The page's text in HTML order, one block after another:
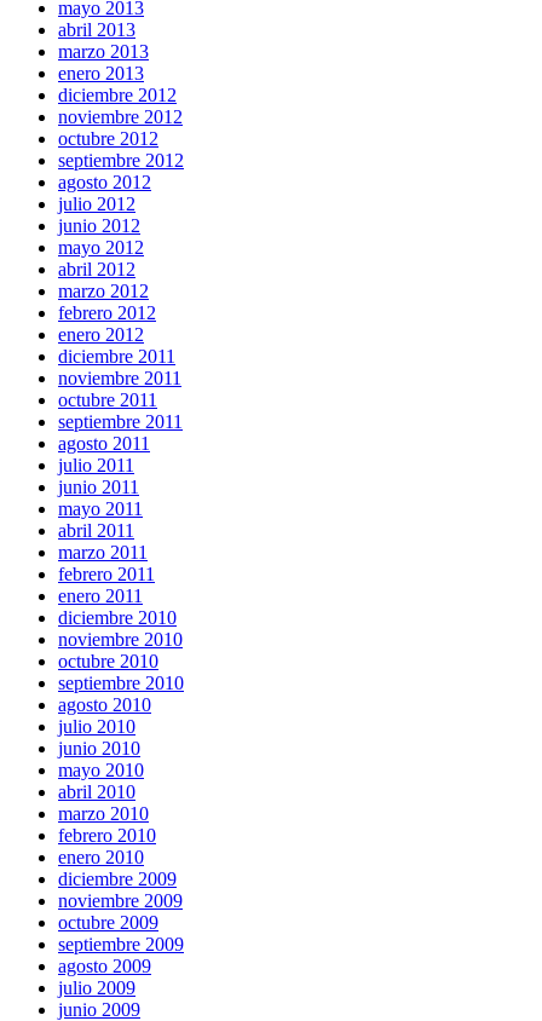
mayo 2013
abril 2013
marzo 2013
enero 2013
diciembre 2012
noviembre 2012
octubre 2012
septiembre 2012
agosto 2012
julio 2012
junio 2012
mayo 2012
abril 2012
marzo 2012
febrero 2012
enero 2012
diciembre 2011
noviembre 2011
octubre 2011
septiembre 2011
agosto 2011
julio 2011
junio 2011
mayo 2011
abril 2011
marzo 2011
febrero 2011
enero 2011
diciembre 2010
noviembre 2010
octubre 2010
septiembre 2010
agosto 2010
julio 2010
junio 2010
mayo 2010
abril 2010
marzo 2010
febrero 2010
enero 2010
diciembre 2009
noviembre 2009
octubre 2009
septiembre 2009
agosto 2009
julio 2009
junio 2009